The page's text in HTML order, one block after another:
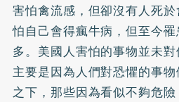
害怕禽流感，但卻沒有人死
怕自己會得瘋牛病，但至今
多。美國人害怕的事物並未
主要是因為人們對恐懼的事
之下，那些因為看似不夠危